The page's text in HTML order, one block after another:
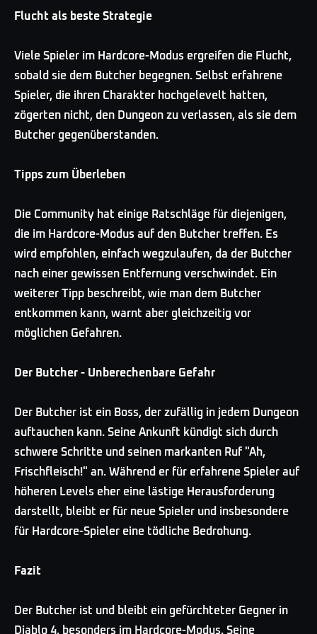
Flucht als beste Strategie
Viele Spieler im Hardcore-Modus ergreifen die Flucht,
sobald sie dem Butcher begegnen. Selbst erfahrene
Spieler, die ihren Charakter hochgelevelt hatten,
zögerten nicht, den Dungeon zu verlassen, als sie dem
Butcher gegenüberstanden.
Tipps zum Überleben
Die Community hat einige Ratschläge für diejenigen,
die im Hardcore-Modus auf den Butcher treffen. Es
wird empfohlen, einfach wegzulaufen, da der Butcher
nach einer gewissen Entfernung verschwindet. Ein
weiterer Tipp beschreibt, wie man dem Butcher
entkommen kann, warnt aber gleichzeitig vor
möglichen Gefahren.
Der Butcher - Unberechenbare Gefahr
Der Butcher ist ein Boss, der zufällig in jedem Dungeon
auftauchen kann. Seine Ankunft kündigt sich durch
schwere Schritte und seinen markanten Ruf "Ah,
Frischfleisch!" an. Während er für erfahrene Spieler auf
höheren Levels eher eine lästige Herausforderung
darstellt, bleibt er für neue Spieler und insbesondere
für Hardcore-Spieler eine tödliche Bedrohung.
Fazit
Der Butcher ist und bleibt ein gefürchteter Gegner in
Diablo 4, besonders im Hardcore-Modus. Seine